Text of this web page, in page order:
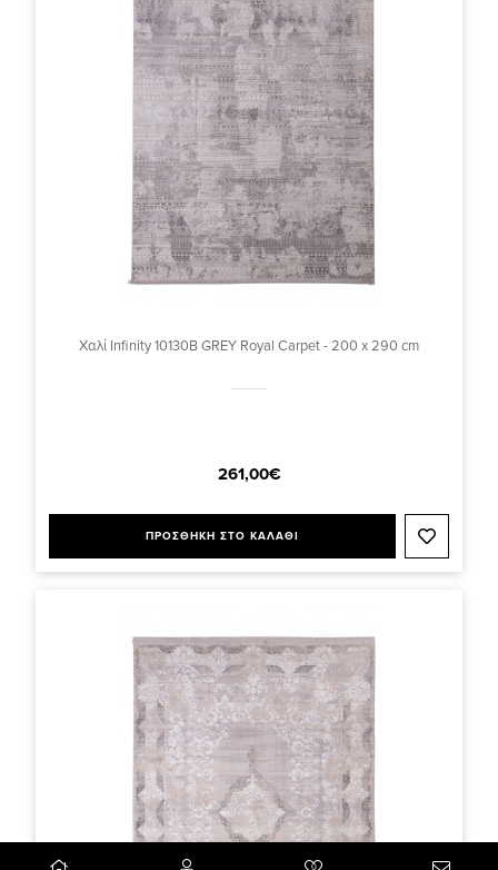
0
Χαλί Infinity 10130B GREY Royal Carpet - 200 x 290 cm
261,00€
ΠΡΟΣΘΗΚΗ ΣΤΟ ΚΑΛΑΘΙ